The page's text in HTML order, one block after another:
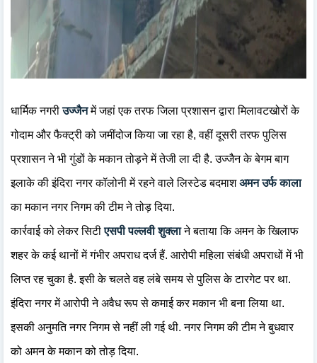
धार्मिक नगरीउज्जैनमें जहां एक तरफ जिला प्रशासन द्वारा मिलावटखोरों के
गोदाम और फैक्ट्री को जमींदोज किया जा रहा है, वहीं दूसरी तरफ पुलिस
प्रशासन ने भी गुंडों के मकान तोड़ने में तेजी ला दी है. उज्जैन के बेगम बाग
इलाके की इंदिरा नगर कॉलोनी में रहने वाले लिस्टेड बदमाशअमन उर्फ काला
का मकान नगर निगम की टीम ने तोड़ दिया.
कार्रवाई को लेकर सिटीएसपी पल्लवी शुक्लाने बताया कि अमन के खिलाफ
शहर के कई थानों में गंभीर अपराध दर्ज हैं. आरोपी महिला संबंधी अपराधों में भी
लिप्त रह चुका है. इसी के चलते वह लंबे समय से पुलिस के टारगेट पर था.
इंदिरा नगर में आरोपी ने अवैध रूप से कमाई कर मकान भी बना लिया था.
इसकी अनुमति नगर निगम से नहीं ली गई थी. नगर निगम की टीम ने बुधवार
को अमन के मकान को तोड़ दिया.